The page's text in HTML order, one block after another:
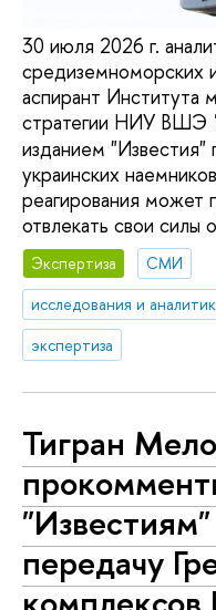
30 июля 2026 г.
аспирант Института
стратегии НИУ ВШЭ
изданием
украинских
реагирования может
отвлекать свои силы
Экспертиза
СМИ
исследования и
экспертиза
Тигран
передачу